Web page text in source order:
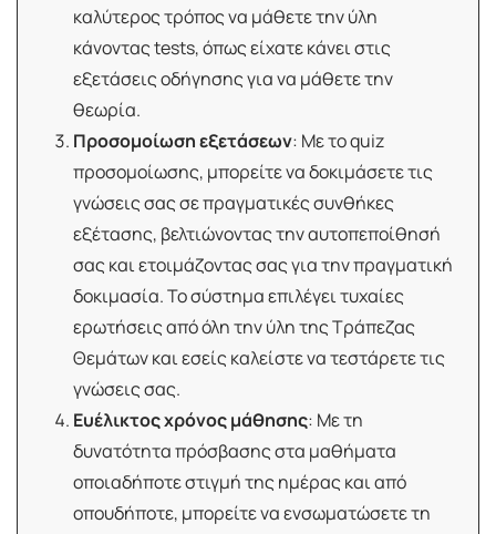
καλύτερος τρόπος να μάθετε την ύλη
κάνοντας tests, όπως είχατε κάνει στις
εξετάσεις οδήγησης για να μάθετε την
θεωρία.
Προσομοίωση εξετάσεων: Με το quiz
προσομοίωσης, μπορείτε να δοκιμάσετε τις
γνώσεις σας σε πραγματικές συνθήκες
εξέτασης, βελτιώνοντας την αυτοπεποίθησή
σας και ετοιμάζοντας σας για την πραγματική
δοκιμασία. Το σύστημα επιλέγει τυχαίες
ερωτήσεις από όλη την ύλη της Τράπεζας
Θεμάτων και εσείς καλείστε να τεστάρετε τις
γνώσεις σας.
Ευέλικτος χρόνος μάθησης: Με τη
δυνατότητα πρόσβασης στα μαθήματα
οποιαδήποτε στιγμή της ημέρας και από
οπουδήποτε, μπορείτε να ενσωματώσετε τη